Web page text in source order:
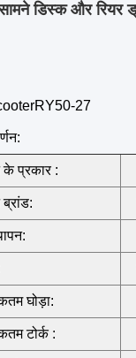
डिस्क और रियर
27
प्रकार :
घोड़ा:
टोर्क :